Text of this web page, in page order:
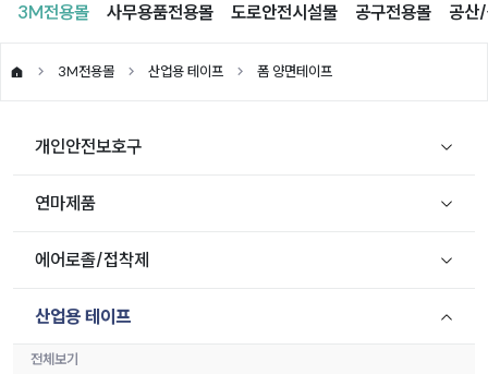
3M전용몰 사무용품전용몰 도로안전시설물 공구전용몰 공산
3M전용몰 산업용 테이프 폼 양면테이프
개인안전보호구
연마제품
에어로졸/접착제
산업용 테이프
전체보기